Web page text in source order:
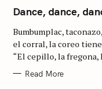
T
E
O
R
I
E
Dance, dance,
Bumbumplac,
el corral, la coreo
“El cepillo, la fregona,
Read More
: